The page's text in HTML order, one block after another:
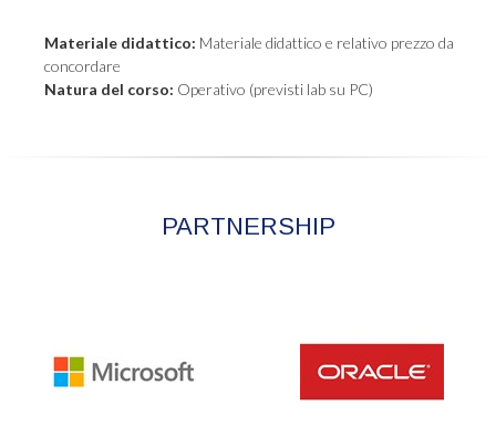
Materiale didattico: Materiale didattico e relativo prezzo da
concordare
Natura del corso: Operativo (previsti lab su PC)
PARTNERSHIP